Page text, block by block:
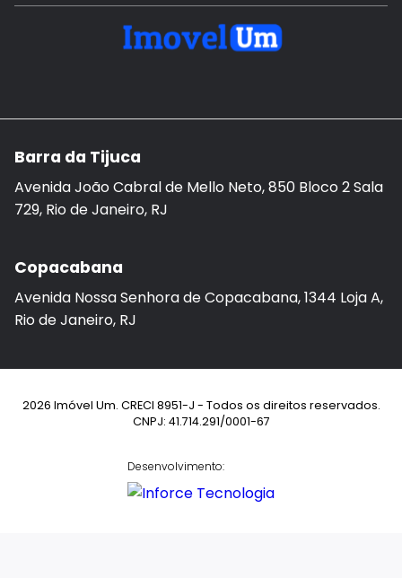
Barra da Tijuca
Avenida João Cabral de Mello Neto, 850 Bloco 2 Sala
729, Rio de Janeiro, RJ
Copacabana
Avenida Nossa Senhora de Copacabana, 1344 Loja A,
Rio de Janeiro, RJ
2026 Imóvel Um. CRECI 8951-J - Todos os direitos reservados.
CNPJ: 41.714.291/0001-67
Desenvolvimento: